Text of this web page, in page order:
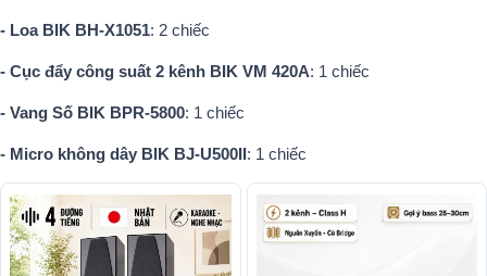
- Loa BIK BH-X1051: 2 chiếc
- Cục đẩy công suất 2 kênh BIK VM 420A: 1 chiếc
- Vang Số BIK BPR-5800: 1 chiếc
- Micro không dây BIK BJ-U500II: 1 chiếc